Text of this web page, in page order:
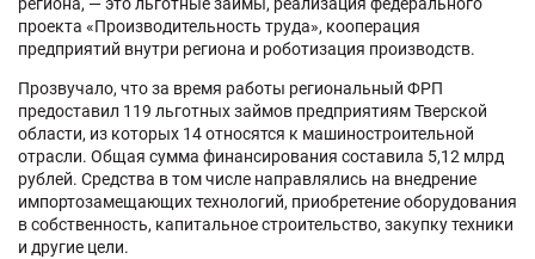
проекта «Производительность труда», кооперация
предприятий внутри региона и роботизация производств.
Прозвучало, что за время работы региональный ФРП
предоставил 119 льготных займов предприятиям Тверской
области, из которых 14 относятся к машиностроительной
отрасли. Общая сумма финансирования составила 5,12 млрд
рублей. Средства в том числе направлялись на внедрение
импортозамещающих технологий, приобретение оборудования
в собственность, капитальное строительство, закупку техники
и другие цели.